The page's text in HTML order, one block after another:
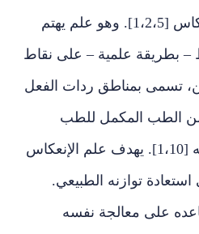
المعربة يعرف بعلم الإرتكاس [1،2،5]. وهو علم يهتم
بطريقة علمية – على نقاط
تسمى بمناطق ردات الفعل
الطب المكمل للطب
الكلاسيكي الذي نتداوى به [1،10]. يهدف علم الإنعكاس
توازنه الطبيعي.
على معالجة نفسه